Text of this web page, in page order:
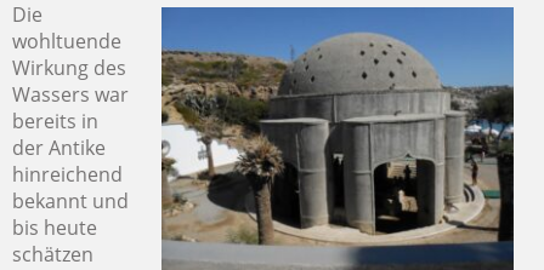
Die
wohltuende
Wirkung des
Wassers war
bereits in
der Antike
hinreichend
bekannt und
bis heute
schätzen